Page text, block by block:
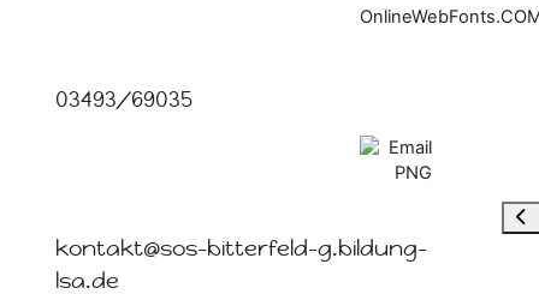
03493/69035
kontakt@sos-bitterfeld-g.bildung-
lsa.de